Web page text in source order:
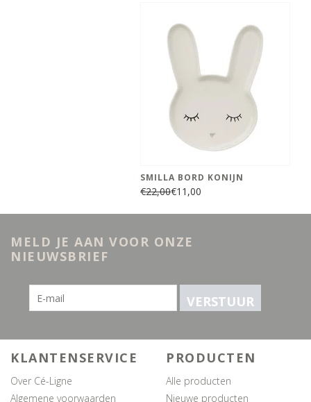
SMILLA BORD KONIJN
€22,00€11,00
MELD JE AAN VOOR ONZE
NIEUWSBRIEF
VERSTUUR
KLANTENSERVICE
Over Cé-Ligne
Algemene voorwaarden
PRODUCTEN
Alle producten
Nieuwe producten